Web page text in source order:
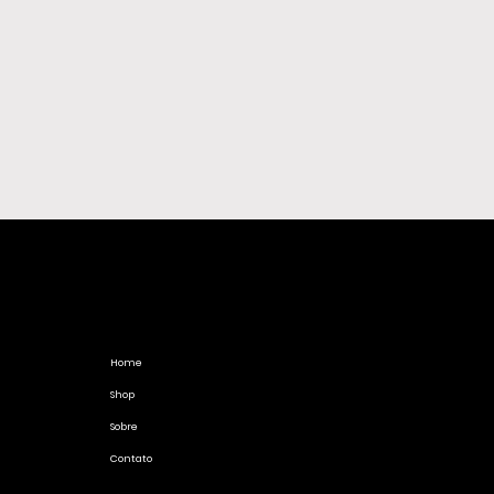
Home
Shop
Sobre
Contato